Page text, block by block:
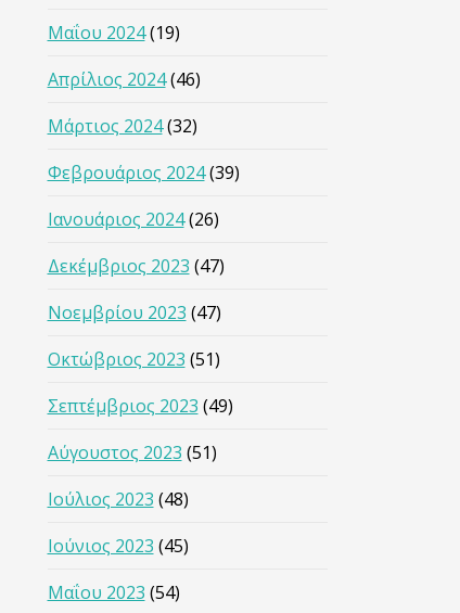
Μαΐου 2024(19)
Απρίλιος 2024(46)
Μάρτιος 2024(32)
Φεβρουάριος 2024(39)
Ιανουάριος 2024(26)
Δεκέμβριος 2023 (47)
Νοεμβρίου 2023 (47)
Οκτώβριος 2023 (51)
Σεπτέμβριος 2023 (49)
Αύγουστος 2023 (51)
Ιούλιος 2023 (48)
Ιούνιος 2023 (45)
Μαΐου 2023 (54)